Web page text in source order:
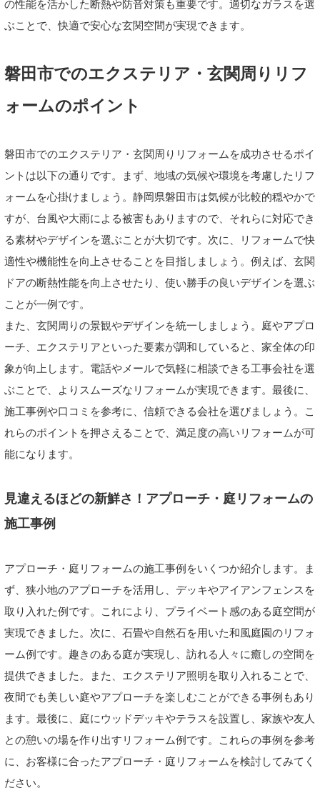
の性能を活かした断熱や防音対策も重要です。適切なガラスを選
ぶことで、快適で安心な玄関空間が実現できます。
磐田市でのエクステリア・玄関周りリフ
ォームのポイント
磐田市でのエクステリア・玄関周りリフォームを成功させるポイ
ントは以下の通りです。まず、地域の気候や環境を考慮したリフ
ォームを心掛けましょう。静岡県磐田市は気候が比較的穏やかで
すが、台風や大雨による被害もありますので、それらに対応でき
る素材やデザインを選ぶことが大切です。次に、リフォームで快
適性や機能性を向上させることを目指しましょう。例えば、玄関
ドアの断熱性能を向上させたり、使い勝手の良いデザインを選ぶ
ことが一例です。
また、玄関周りの景観やデザインを統一しましょう。庭やアプロ
ーチ、エクステリアといった要素が調和していると、家全体の印
象が向上します。電話やメールで気軽に相談できる工事会社を選
ぶことで、よりスムーズなリフォームが実現できます。最後に、
施工事例や口コミを参考に、信頼できる会社を選びましょう。こ
れらのポイントを押さえることで、満足度の高いリフォームが可
能になります。
見違えるほどの新鮮さ！アプローチ・庭リフォームの
施工事例
アプローチ・庭リフォームの施工事例をいくつか紹介します。ま
ず、狭小地のアプローチを活用し、デッキやアイアンフェンスを
取り入れた例です。これにより、プライベート感のある庭空間が
実現できました。次に、石畳や自然石を用いた和風庭園のリフォ
ーム例です。趣きのある庭が実現し、訪れる人々に癒しの空間を
提供できました。また、エクステリア照明を取り入れることで、
夜間でも美しい庭やアプローチを楽しむことができる事例もあり
ます。最後に、庭にウッドデッキやテラスを設置し、家族や友人
との憩いの場を作り出すリフォーム例です。これらの事例を参考
に、お客様に合ったアプローチ・庭リフォームを検討してみてく
ださい。